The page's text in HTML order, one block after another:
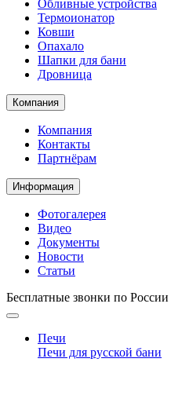
Обливные устройства
Термоионатор
Ковши
Опахало
Шапки для бани
Дровница
Компания
Компания
Контакты
Партнёрам
Информация
Фотогалерея
Видео
Документы
Новости
Статьи
Бесплатные звонки по России
Печи
Печи для русской бани